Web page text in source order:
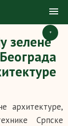
+
зелене
архитектуре,
Српске